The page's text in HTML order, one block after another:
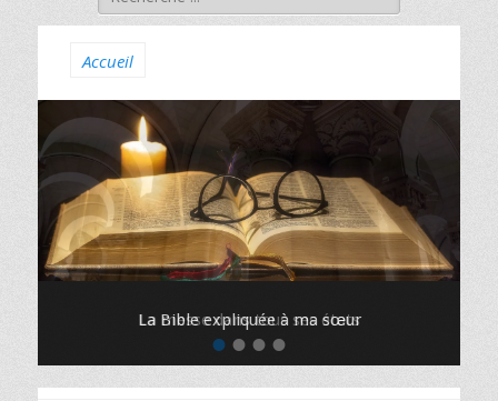
Accueil
••••
La Bible expliquée à ma sœur
le
de
La messe dans tous ses états
le
de